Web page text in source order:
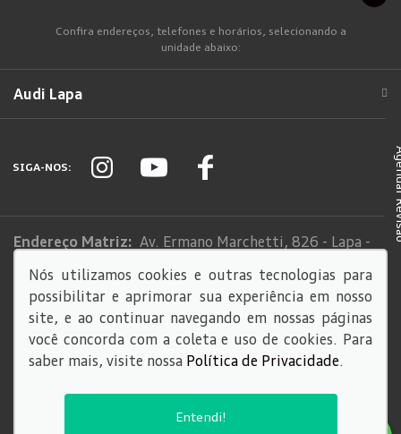
Confira endereços, telefones e horários, selecionando a
unidade abaixo:
Audi Lapa
SIGA-NOS:
Endereço Matriz: Av. Ermano Marchetti, 826 - Lapa -
Sistema de informações de Créditos (SCR)
Código de Conduta
Política de privacidade
Nós utilizamos cookies e outras tecnologias para
possibilitar e aprimorar sua experiência em nosso
site, e ao continuar navegando em nossas páginas
você concorda com a coleta e uso de cookies. Para
saber mais, visite nossa Política de Privacidade.
Entendi!